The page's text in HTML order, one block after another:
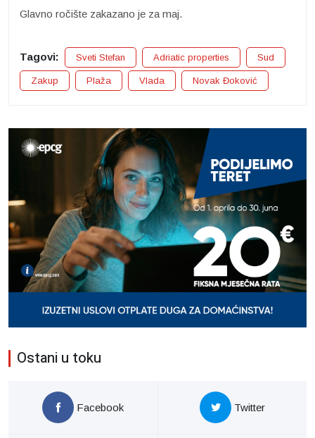
Glavno ročište zakazano je za maj.
Tagovi: Sveti Stefan Adriatic properties Sud
Zakup Plaža Vlada Novak Đoković
Ostani u toku
Facebook Twitter